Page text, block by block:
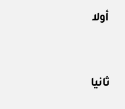
أولا
ثانيا